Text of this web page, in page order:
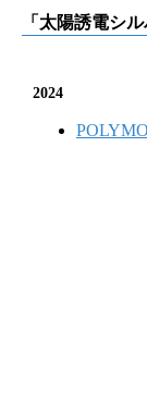
「 太陽誘電シ
2024